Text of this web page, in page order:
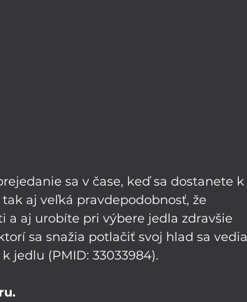
sa v čase, keď sa dostanete k
aj veľká pravdepodobnosť, že
a aj urobíte pri výbere jedla zdravšie
sa snažia potlačiť svoj hlad sa vedia
jedlu (PMID: 33033984).